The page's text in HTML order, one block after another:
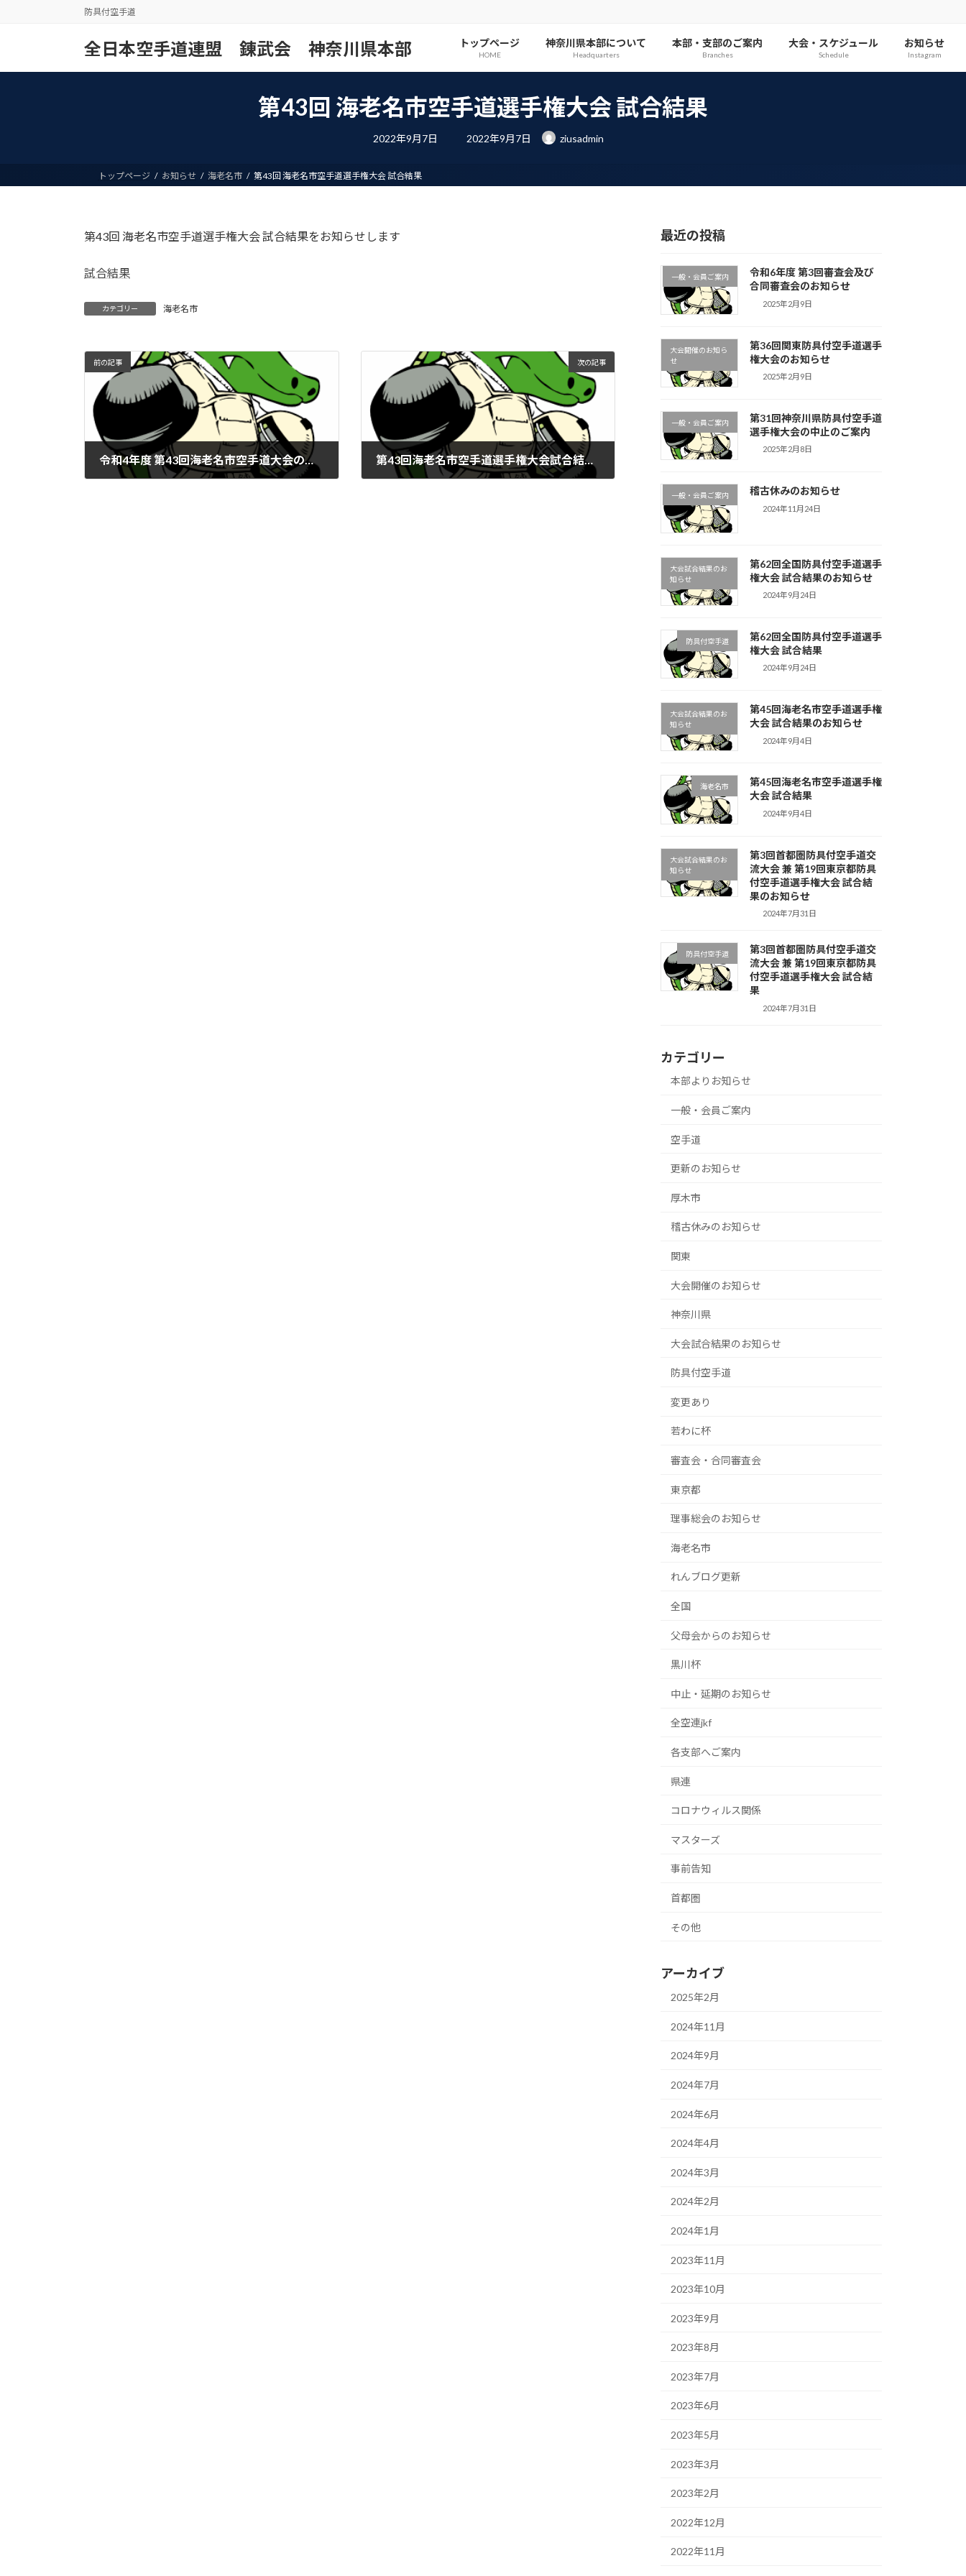
防具付空手道
全日本空手道連盟 錬武会 神奈川県本部 トップページ
HOME
神奈川県本部について
Headquarters
本部・支部のご案内
Branches
大会・スケジュール
Schedule
お知らせ
Instagram
第43回 海老名市空手道選手権大会 試合結果
2022年9月7日
最
終
2022年9月7日 ziusadmin
トップページ お知らせ 海老名市 第43回 海老名市空手道選手権大会 試合結果
第43回 海老名市空手道選手権大会 試合結果をお知らせします
試合結果
カテゴリー 海老名市
前の記事
令和4年度 第43回海老名市空手道大会のお知らせ
次の記事
第43回海老名市空手道選手権大会試合結果のお知らせ
最近の投稿
一般・会員ご案内
令和6年度 第3回審査会及び
合同審査会のお知らせ
2025年2月9日
大会開催のお知ら
せ
第36回関東防具付空手道選手
権大会のお知らせ
2025年2月9日
一般・会員ご案内
第31回神奈川県防具付空手道
選手権大会の中止のご案内
2025年2月8日
一般・会員ご案内 稽古休みのお知らせ
2024年11月24日
大会試合結果のお
知らせ
第62回全国防具付空手道選手
権大会 試合結果のお知らせ
2024年9月24日
防具付空手道
第62回全国防具付空手道選手
権大会 試合結果
2024年9月24日
大会試合結果のお
知らせ
第45回海老名市空手道選手権
大会 試合結果のお知らせ
2024年9月4日
海老名市
第45回海老名市空手道選手権
大会 試合結果
2024年9月4日
大会試合結果のお
知らせ
第3回首都圏防具付空手道交
流大会 兼 第19回東京都防具
付空手道選手権大会 試合結
果のお知らせ
2024年7月31日
防具付空手道
第3回首都圏防具付空手道交
流大会 兼 第19回東京都防具
付空手道選手権大会 試合結
果
2024年7月31日
カテゴリー
本部よりお知らせ
一般・会員ご案内
空手道
更新のお知らせ
厚木市
稽古休みのお知らせ
関東
大会開催のお知らせ
神奈川県
大会試合結果のお知らせ
防具付空手道
変更あり
若わに杯
審査会・合同審査会
東京都
理事総会のお知らせ
海老名市
れんブログ更新
全国
父母会からのお知らせ
黒川杯
中止・延期のお知らせ
全空連jkf
各支部へご案内
県連
コロナウィルス関係
マスターズ
事前告知
首都圏
その他
アーカイブ
2025年2月
2024年11月
2024年9月
2024年7月
2024年6月
2024年4月
2024年3月
2024年2月
2024年1月
2023年11月
2023年10月
2023年9月
2023年8月
2023年7月
2023年6月
2023年5月
2023年3月
2023年2月
2022年12月
2022年11月